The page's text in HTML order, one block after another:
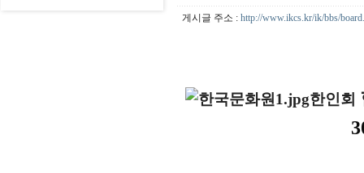
게시글 주소 : http://www.ikcs.kr/ik/bbs/
한인회